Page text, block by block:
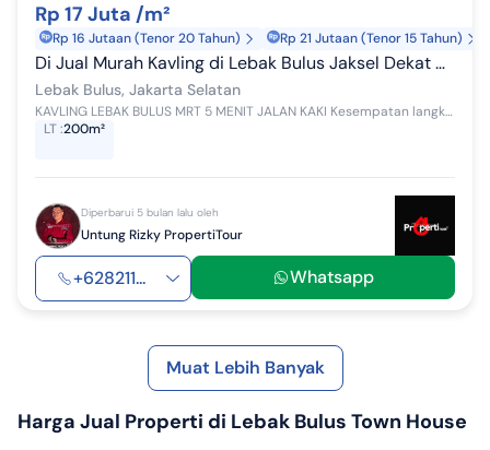
Rp 17 Juta /m²
Rp 16 Jutaan (Tenor 20 Tahun) Rp 21 Jutaan (Tenor 15 Tahun)
Di Jual Murah Kavling di Lebak Bulus Jaksel Dekat MRT Lebak Bulus
Lebak Bulus, Jakarta Selatan
KAVLING LEBAK BULUS MRT 5 MENIT JALAN KAKI Kesempatan langka memiliki tanah di area premium Lebak Bulus, sangat dekat MRT. Kavling Siap Bangun Coc...
LT:200m²
Diperbarui 5 bulan lalu oleh
Untung Rizky PropertiTour
+628211... Whatsapp
Muat Lebih Banyak
Harga Jual Properti di Lebak Bulus Town House